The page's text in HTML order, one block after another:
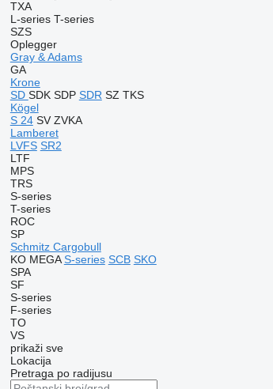
TXA
L-series T-series
SZS
Oplegger
Gray & Adams
GA
Krone
SD SDK SDP SDR SZ TKS
Kögel
S 24 SV ZVKA
Lamberet
LVFS SR2
LTF
MPS
TRS
S-series
T-series
ROC
SP
Schmitz Cargobull
KO MEGA S-series SCB SKO
SPA
SF
S-series
F-series
TO
VS
prikaži sve
Lokacija
Pretraga po radijusu